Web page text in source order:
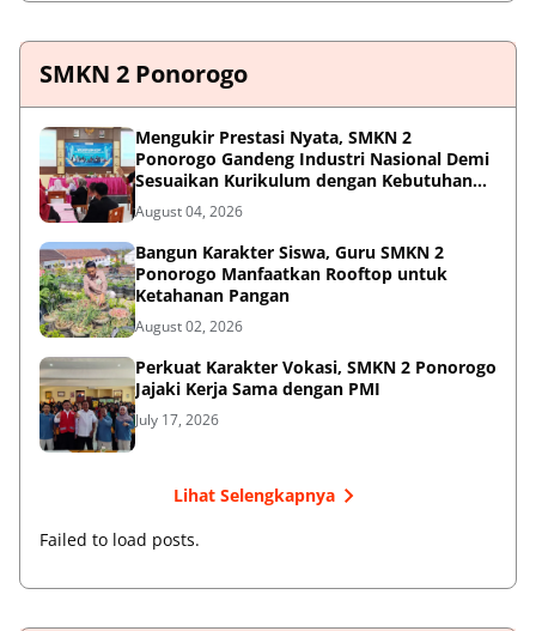
SMKN 2 Ponorogo
Mengukir Prestasi Nyata, SMKN 2
Ponorogo Gandeng Industri Nasional Demi
Sesuaikan Kurikulum dengan Kebutuhan
Dunia Kerja
August 04, 2026
Bangun Karakter Siswa, Guru SMKN 2
Ponorogo Manfaatkan Rooftop untuk
Ketahanan Pangan
August 02, 2026
Perkuat Karakter Vokasi, SMKN 2 Ponorogo
Jajaki Kerja Sama dengan PMI
July 17, 2026
Lihat Selengkapnya
Failed to load posts.